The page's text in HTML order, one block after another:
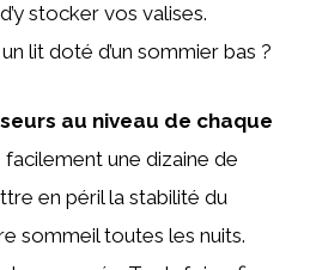
stocker vos valises.
lit doté d’un sommier bas ?
au niveau de chaque
facilement une dizaine de
en péril la stabilité du
sommeil toutes les nuits.